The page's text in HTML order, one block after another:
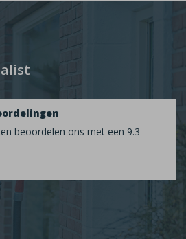
beoordelen ons met een 9.3